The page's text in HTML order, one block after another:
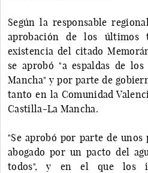
Según la responsable
aprobación de los últimos
existencia del citado
se aprobó "a espaldas de
Mancha" y por parte de
tanto en la Comunidad
Castilla-La Mancha.
"Se aprobó por parte de unos
abogado por un pacto del
todos", y en el que los